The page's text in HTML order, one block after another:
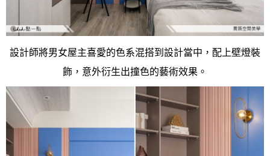
設計師將男女屋主喜愛的色系混搭到設計當中，配上壁燈裝
飾，意外衍生出撞色的藝術效果。